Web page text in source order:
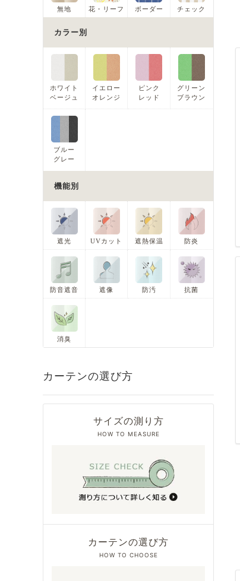
無地 花・リーフ ボーダー チェック
カラー別
ホワイト
ベージュ
イエロー
オレンジ
ピンク
レッド
グリーン
ブラウン
ブルー
グレー
機能別
遮光 UVカット 遮熱保温 防炎
防音遮音 遮像 防汚 抗菌
消臭
カーテンの選び方
サイズの測り方
HOW TO MEASURE
カーテンの選び方
HOW TO CHOOSE